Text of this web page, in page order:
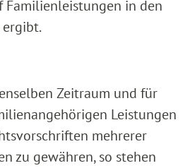
Familienleistungen in den
Zeitraum und für
Leistungen
mehrerer
zu gewähren, so stehen